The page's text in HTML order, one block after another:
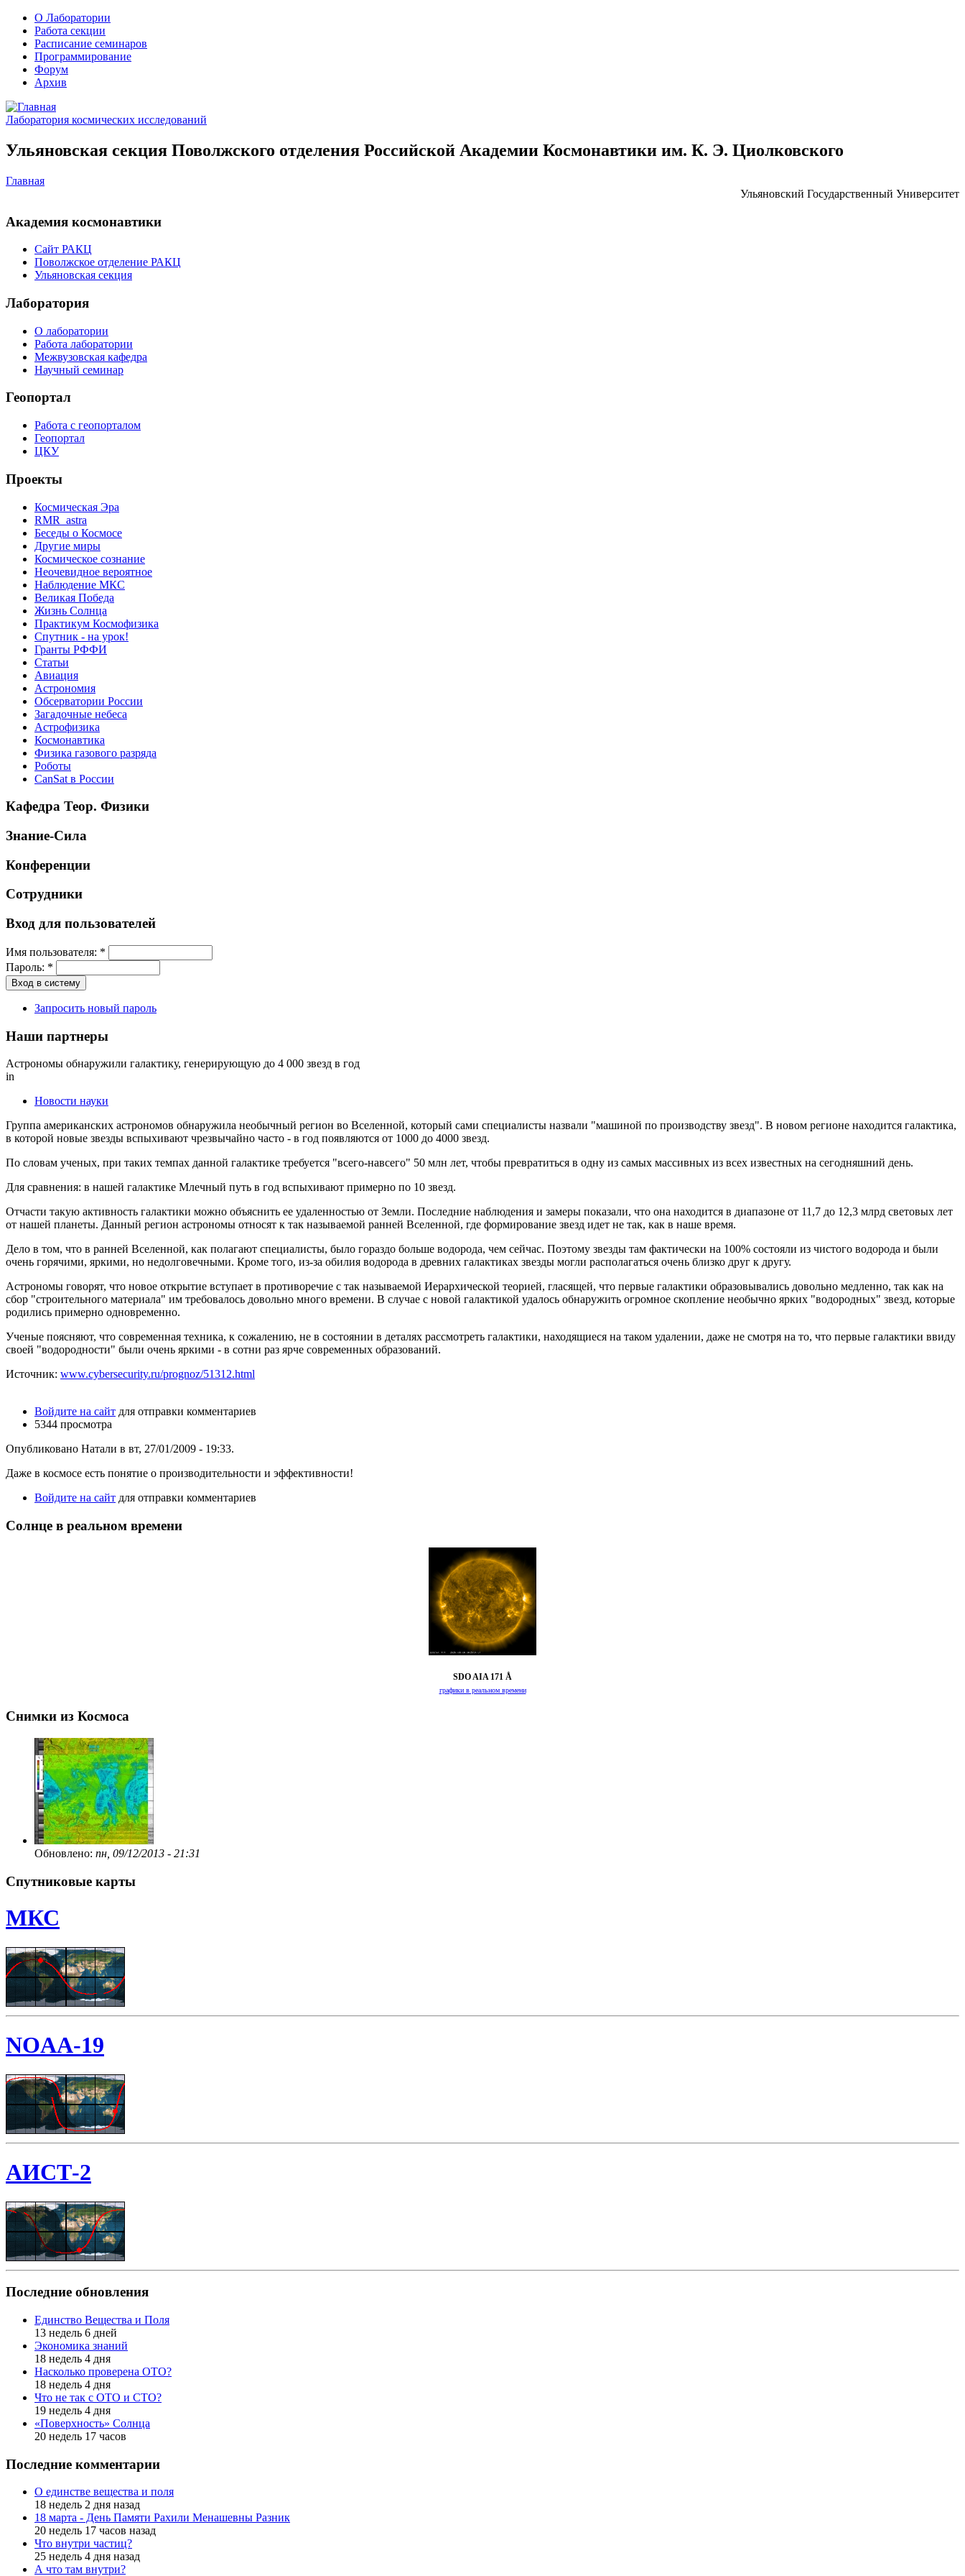
О Лаборатории
Работа секции
Расписание семинаров
Программирование
Форум
Архив
Лаборатория космических исследований
Ульяновская секция Поволжского отделения Российской Академии Космонавтики им. К. Э. Циолковского
Главная
Ульяновский Государственный Университет
Академия космонавтики
Сайт РАКЦ
Поволжское отделение РАКЦ
Ульяновская секция
Лаборатория
О лаборатории
Работа лаборатории
Межвузовская кафедра
Научный семинар
Геопортал
Работа с геопорталом
Геопортал
ЦКУ
Проекты
Космическая Эра
RMR_astra
Беседы о Космосе
Другие миры
Космическое сознание
Неочевидное вероятное
Наблюдение МКС
Великая Победа
Жизнь Солнца
Практикум Космофизика
Спутник - на урок!
Гранты РФФИ
Статьи
Авиация
Астрономия
Обсерватории России
Загадочные небеса
Астрофизика
Космонавтика
Физика газового разряда
Роботы
CanSat в России
Кафедра Теор. Физики
Знание-Сила
Конференции
Сотрудники
Вход для пользователей
Имя пользователя: *
Пароль: *
Запросить новый пароль
Наши партнеры
Астрономы обнаружили галактику, генерирующую до 4 000 звезд в год
in
Новости науки
Группа американских астрономов обнаружила необычный регион во Вселенной, который сами специалисты назвали "машиной по производству звезд". В новом регионе находится галактика,
в которой новые звезды вспыхивают чрезвычайно часто - в год появляются от 1000 до 4000 звезд.
По словам ученых, при таких темпах данной галактике требуется "всего-навсего" 50 млн лет, чтобы превратиться в одну из самых массивных из всех известных на сегодняшний день.
Для сравнения: в нашей галактике Млечный путь в год вспыхивают примерно по 10 звезд.
Отчасти такую активность галактики можно объяснить ее удаленностью от Земли. Последние наблюдения и замеры показали, что она находится в диапазоне от 11,7 до 12,3 млрд световых лет
от нашей планеты. Данный регион астрономы относят к так называемой ранней Вселенной, где формирование звезд идет не так, как в наше время.
Дело в том, что в ранней Вселенной, как полагают специалисты, было гораздо больше водорода, чем сейчас. Поэтому звезды там фактически на 100% состояли из чистого водорода и были
очень горячими, яркими, но недолговечными. Кроме того, из-за обилия водорода в древних галактиках звезды могли располагаться очень близко друг к другу.
Астрономы говорят, что новое открытие вступает в противоречие с так называемой Иерархической теорией, гласящей, что первые галактики образовывались довольно медленно, так как на
сбор "строительного материала" им требовалось довольно много времени. В случае с новой галактикой удалось обнаружить огромное скопление необычно ярких "водородных" звезд, которые
родились примерно одновременно.
Ученые поясняют, что современная техника, к сожалению, не в состоянии в деталях рассмотреть галактики, находящиеся на таком удалении, даже не смотря на то, что первые галактики ввиду
своей "водородности" были очень яркими - в сотни раз ярче современных образований.
Источник: www.cybersecurity.ru/prognoz/51312.html
Войдите на сайт для отправки комментариев
5344 просмотра
Опубликовано Натали в вт, 27/01/2009 - 19:33.
Даже в космосе есть понятие о производительности и эффективности!
Войдите на сайт для отправки комментариев
Солнце в реальном времени
SDO AIA 171 Å
графики в реальном времени
Снимки из Космоса
Обновлено: пн, 09/12/2013 - 21:31
Спутниковые карты
МКС
NOAA-19
АИСТ-2
Последние обновления
Единство Вещества и Поля
13 недель 6 дней
Экономика знаний
18 недель 4 дня
Насколько проверена ОТО?
18 недель 4 дня
Что не так с ОТО и СТО?
19 недель 4 дня
«Поверхность» Солнца
20 недель 17 часов
Последние комментарии
О единстве вещества и поля
18 недель 2 дня назад
18 марта - День Памяти Рахили Менашевны Разник
20 недель 17 часов назад
Что внутри частиц?
25 недель 4 дня назад
А что там внутри?